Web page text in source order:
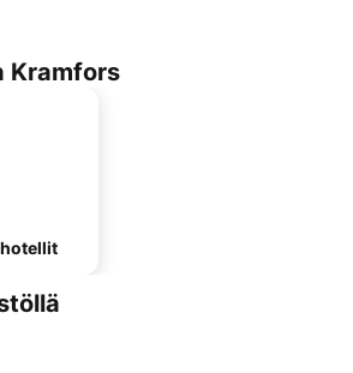
Kramfors